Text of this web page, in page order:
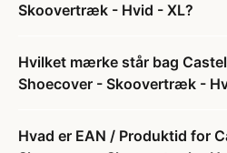
Skoovertræk - Hvid - XL?
Hvilket mærke står bag
Shoecover - Skoovertræk -
Hvad er EAN / Produktid for